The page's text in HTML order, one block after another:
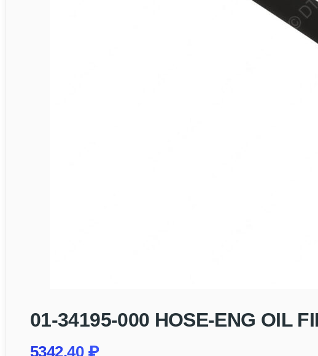
01-34195-000 HOSE-ENG OIL
5342,40 ₽